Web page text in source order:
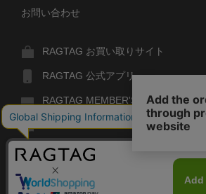
お問い合わせ
RAGTAG お買い取りサイト
RAGTAG 公式アプリ
RAGTAG MEMBER'S CARD
RAGTAG MAGAZINE
RAGTAG Global